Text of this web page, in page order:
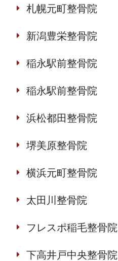
札幌元町整骨院
新潟豊栄整骨院
稲永駅前整骨院
稲永駅前整骨院
浜松都田整骨院
堺美原整骨院
横浜元町整骨院
太田川整骨院
フレスポ稲毛整骨院
下高井戸中央整骨院